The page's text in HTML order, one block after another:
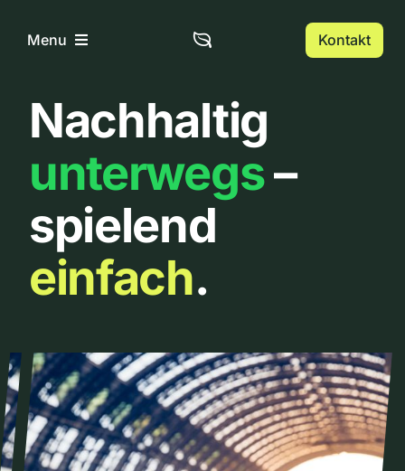
InhaltMenu
Home
Über uns
Urbanlist
Kontakt
Nachhaltig
unterwegs–
spielend
einfach.